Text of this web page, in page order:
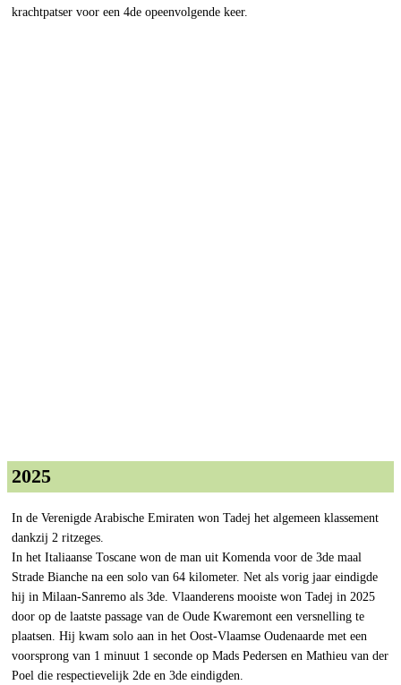
krachtpatser voor een 4de opeenvolgende keer.
2025
In de Verenigde Arabische Emiraten won Tadej het algemeen klassement
dankzij 2 ritzeges.
In het Italiaanse Toscane won de man uit Komenda voor de 3de maal
Strade Bianche na een solo van 64 kilometer. Net als vorig jaar eindigde
hij in Milaan-Sanremo als 3de. Vlaanderens mooiste won Tadej in 2025
door op de laatste passage van de Oude Kwaremont een versnelling te
plaatsen. Hij kwam solo aan in het Oost-Vlaamse Oudenaarde met een
voorsprong van 1 minuut 1 seconde op Mads Pedersen en Mathieu van der
Poel die respectievelijk 2de en 3de eindigden.